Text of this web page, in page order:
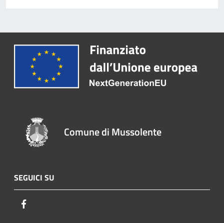
Comune di Mussolente
SEGUICI SU